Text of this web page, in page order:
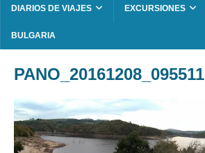
DIARIOS DE VIAJES EXCURSIONES
BULGARIA
PANO_20161208_095511